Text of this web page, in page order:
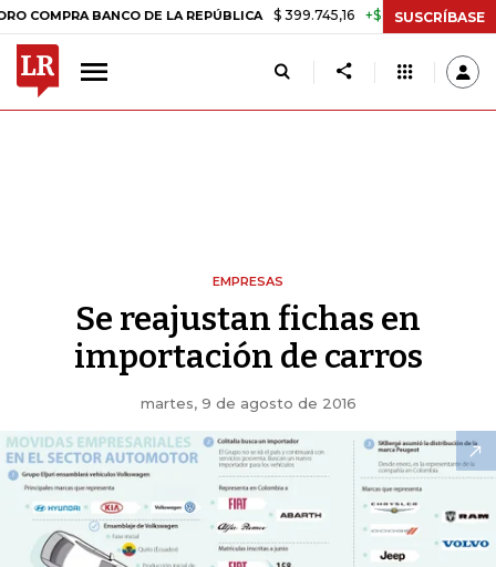
BANCO DE LA REPÚBLICA $ 399.745,16 +$ 2.295,71 +0,58%
SUSCRÍBASE
EMPRESAS
Se reajustan fichas en
importación de carros
martes, 9 de agosto de 2016